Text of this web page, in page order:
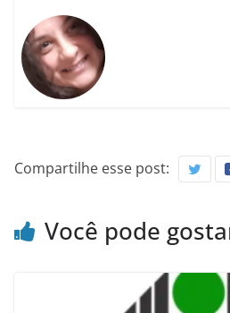
Compartilhe esse post:
Você pode